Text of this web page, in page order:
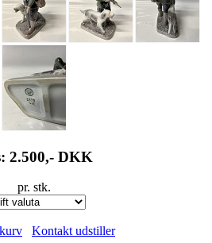
2.500,- DKK
pr. stk.
Kontakt udstiller